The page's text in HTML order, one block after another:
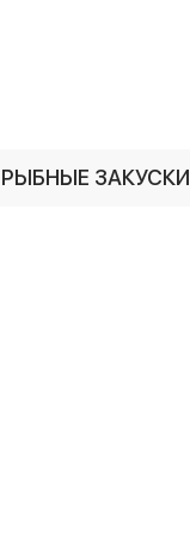
РЫБНЫЕ ЗАКУСКИ